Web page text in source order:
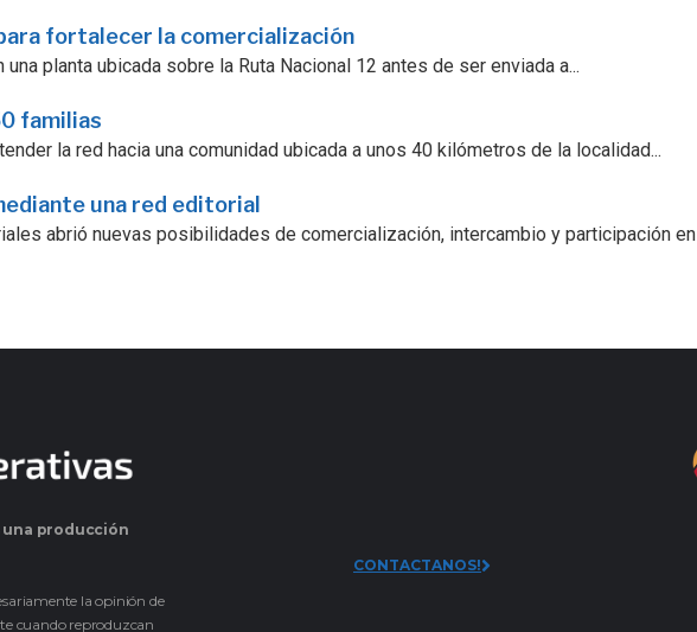
fortalecer la comercialización
planta ubicada sobre la Ruta Nacional 12 antes de ser enviada a...
familias
la red hacia una comunidad ubicada a unos 40 kilómetros de la localidad...
una red editorial
abrió nuevas posibilidades de comercialización, intercambio y participación en
una producción
la opinión de
cuando reproduzcan
CONTACTANOS!